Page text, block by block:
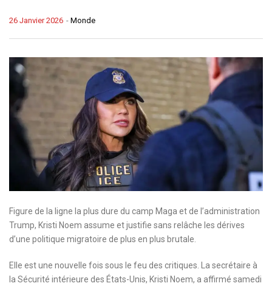
- Monde
26 Janvier 2026
Figure de la ligne la plus dure du camp Maga et de l’administration
Trump, Kristi Noem assume et justifie sans relâche les dérives
d’une politique migratoire de plus en plus brutale.
Elle est une nouvelle fois sous le feu des critiques. La secrétaire à
la Sécurité intérieure des États-Unis, Kristi Noem, a affirmé samedi